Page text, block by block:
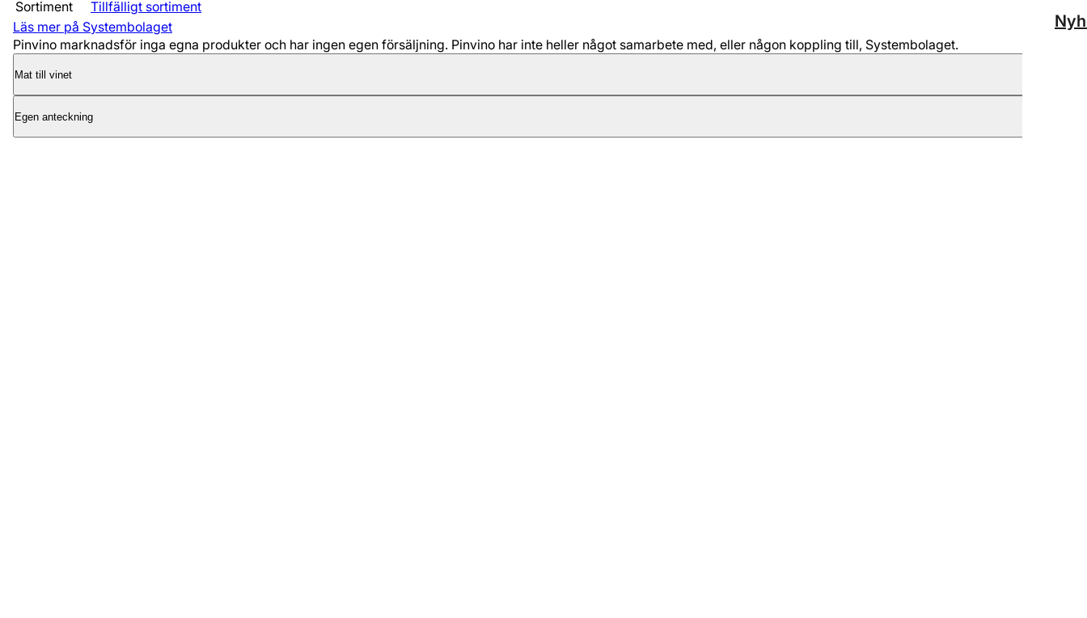
Sortiment
Tillfälligt sortiment
Läs mer på Systembolaget
Pinvino marknadsför inga egna produkter och har ingen egen försäljning. Pinvino har inte heller något samarbete med, eller någon koppling till, Systembolaget.
Mat till vinet
Egen anteckning